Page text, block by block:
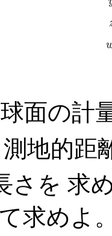
面の計
地的距
さを 求
求めよ